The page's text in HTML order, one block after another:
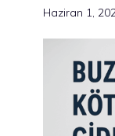
Haziran 1,